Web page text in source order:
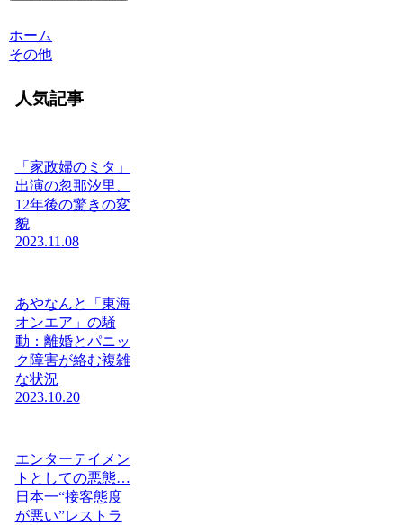
ホーム
その他
人気記事
「家政婦のミタ」
出演の忽那汐里、
12年後の驚きの変
貌
2023.11.08
あやなんと「東海
オンエア」の騒
動：離婚とパニッ
ク障害が絡む複雑
な状況
2023.10.20
エンターテイメン
トとしての悪態…
日本一“接客態度
が悪い”レストラ